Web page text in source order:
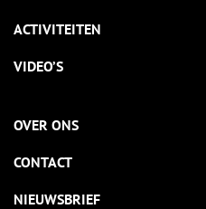
ACTIVITEITEN
VIDEO’S
OVER ONS
CONTACT
NIEUWSBRIEF